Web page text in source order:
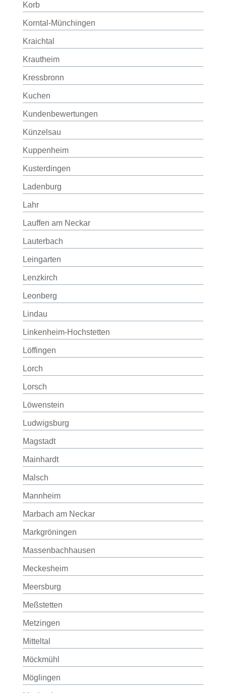
Korb
Korntal-Münchingen
Kraichtal
Krautheim
Kressbronn
Kuchen
Kundenbewertungen
Künzelsau
Kuppenheim
Kusterdingen
Ladenburg
Lahr
Lauffen am Neckar
Lauterbach
Leingarten
Lenzkirch
Leonberg
Lindau
Linkenheim-Hochstetten
Löffingen
Lorch
Lorsch
Löwenstein
Ludwigsburg
Magstadt
Mainhardt
Malsch
Mannheim
Marbach am Neckar
Markgröningen
Massenbachhausen
Meckesheim
Meersburg
Meßstetten
Metzingen
Mitteltal
Möckmühl
Möglingen